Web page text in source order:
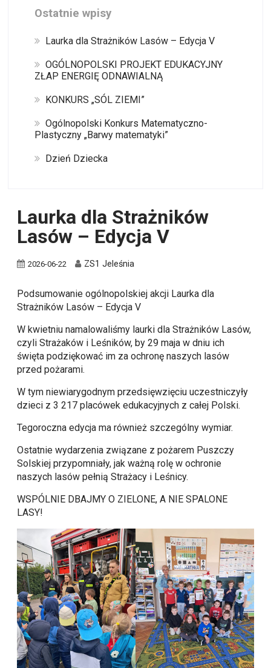
Ostatnie wpisy
Laurka dla Strażników Lasów – Edycja V
OGÓLNOPOLSKI PROJEKT EDUKACYJNY
ZŁAP ENERGIĘ ODNAWIALNĄ
KONKURS „SÓL ZIEMI”
Ogólnopolski Konkurs Matematyczno-
Plastyczny „Barwy matematyki”
Dzień Dziecka
Laurka dla Strażników
Lasów – Edycja V
2026-06-22 ZS1 Jeleśnia
Podsumowanie ogólnopolskiej akcji Laurka dla
Strażników Lasów – Edycja V
W kwietniu namalowaliśmy laurki dla Strażników Lasów,
czyli Strażaków i Leśników, by 29 maja w dniu ich
święta podziękować im za ochronę naszych lasów
przed pożarami.
W tym niewiarygodnym przedsięwzięciu uczestniczyły
dzieci z 3 217 placówek edukacyjnych z całej Polski.
Tegoroczna edycja ma również szczególny wymiar.
Ostatnie wydarzenia związane z pożarem Puszczy
Solskiej przypomniały, jak ważną rolę w ochronie
naszych lasów pełnią Strażacy i Leśnicy.
WSPÓLNIE DBAJMY O ZIELONE, A NIE SPALONE
LASY!